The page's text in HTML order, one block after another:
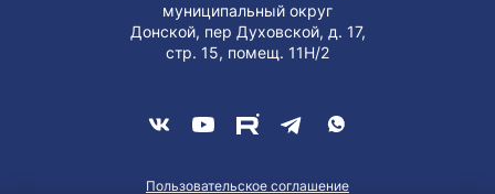
муниципальный округ
Донской, пер Духовской, д. 17,
стр. 15, помещ. 11Н/2
Пользовательское соглашение